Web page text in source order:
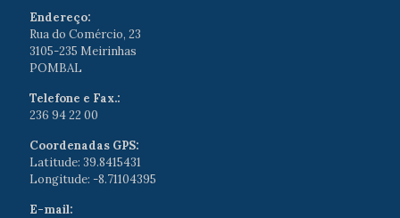
Endereço:
Rua do Comércio, 23
3105-235 Meirinhas
POMBAL
Telefone e Fax.:
236 94 22 00
Coordenadas GPS:
Latitude: 39.8415431
Longitude: -8.71104395
E-mail: